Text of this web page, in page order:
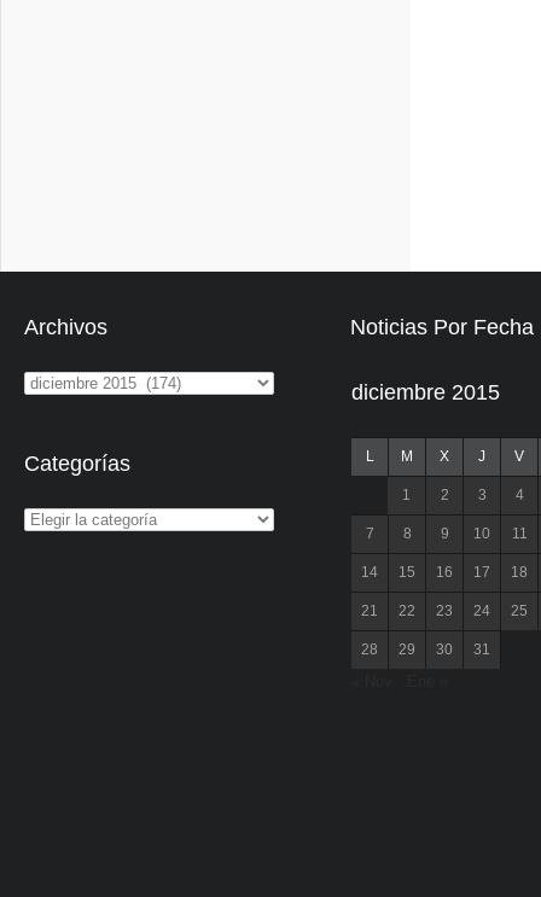
Archivos
Categorías
Noticias Por Fecha
diciembre 2015
L M X J V
1 2 3 4
7 8 9 10 11
14 15 16 17 18
21 22 23 24 25
28 29 30 31